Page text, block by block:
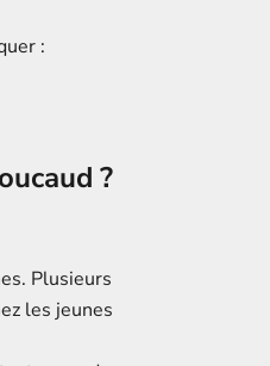
:
?
Plusieurs
les jeunes